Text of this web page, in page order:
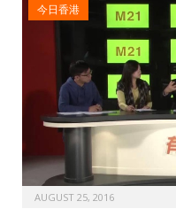
今日香港
AUGUST 25, 2016